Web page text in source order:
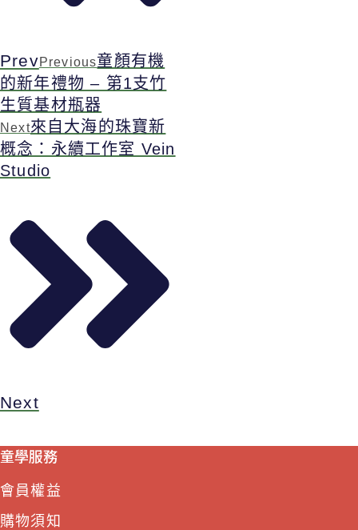
PrevPrevious童顏有機
的新年禮物 – 第1支竹
生質基材瓶器
Next來自大海的珠寶新
概念：永續工作室 Vein
Studio
Next
童學服務
會員權益
購物須知